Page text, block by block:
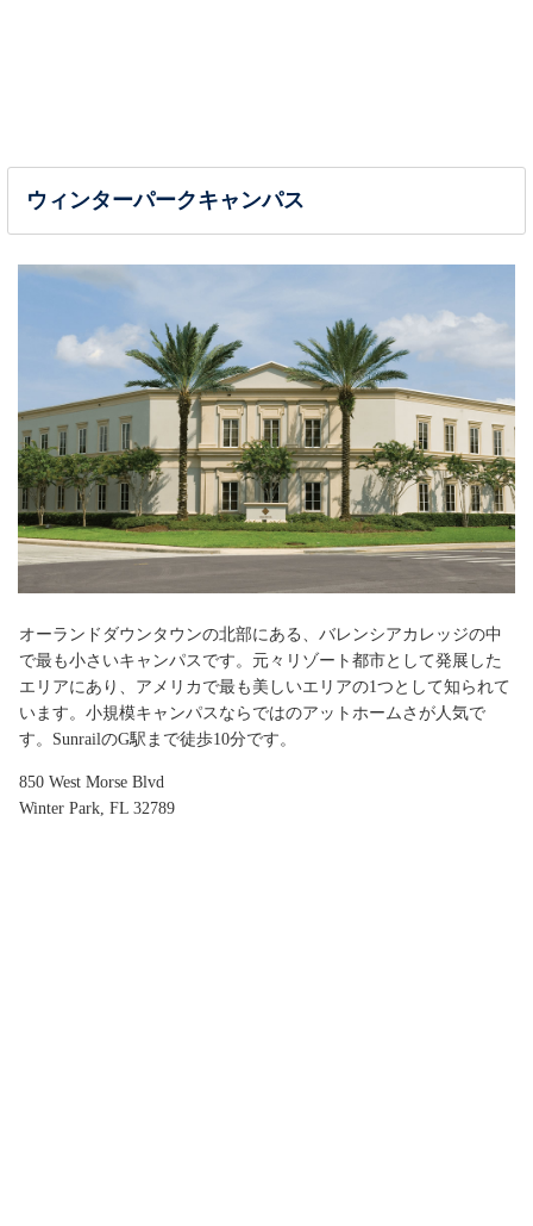
ウィンターパークキャンパス
オーランドダウンタウンの北部にある、バレンシアカレッジの中
で最も小さいキャンパスです。元々リゾート都市として発展した
エリアにあり、アメリカで最も美しいエリアの1つとして知られて
います。小規模キャンパスならではのアットホームさが人気で
す。SunrailのG駅まで徒歩10分です。
850 West Morse Blvd
Winter Park, FL 32789